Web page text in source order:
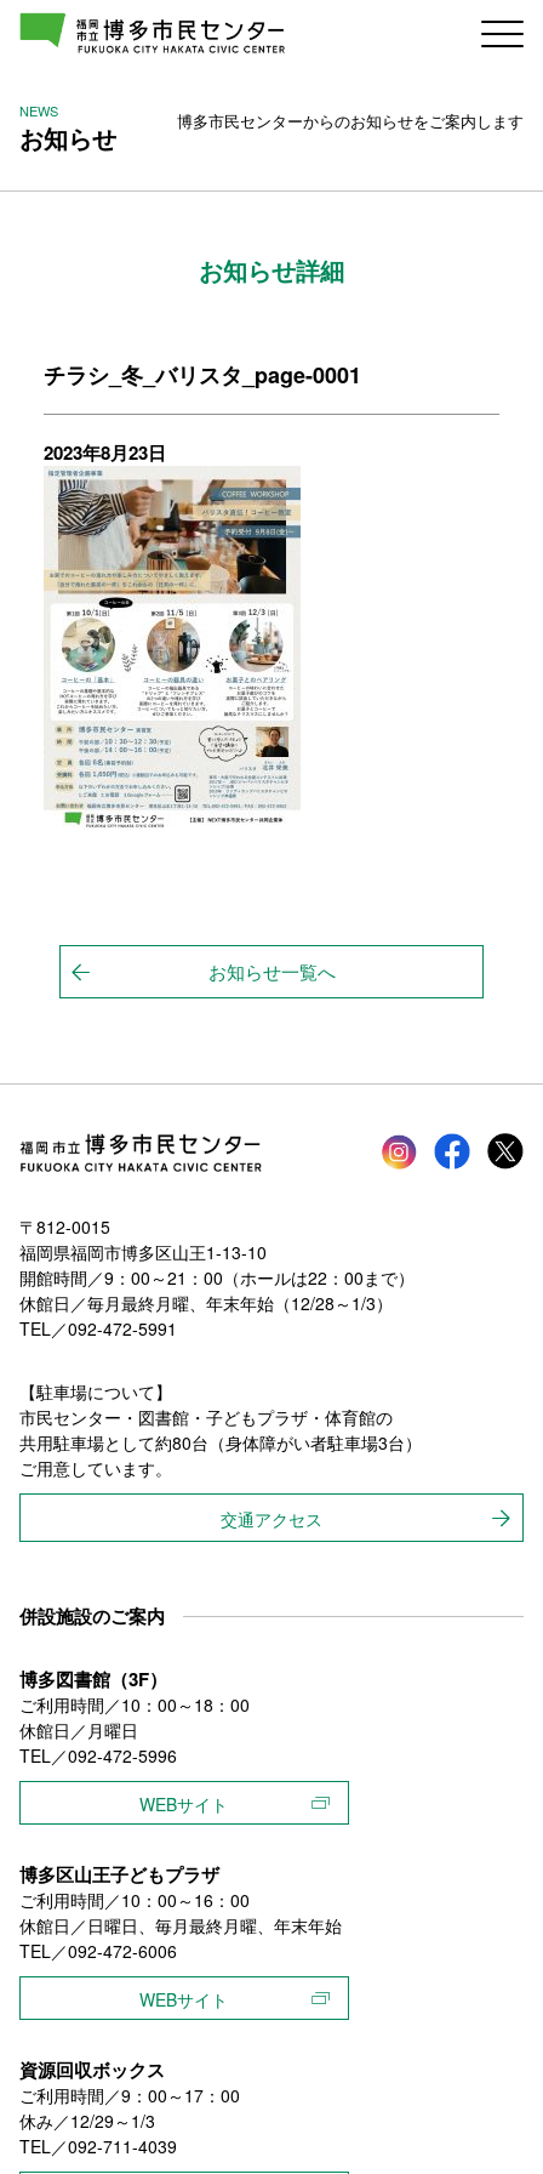
NEWS
お知らせ 博多市民センターからのお知らせをご案内します
お知らせ詳細
チラシ_冬_バリスタ_page-0001
2023年8月23日
お知らせ一覧へ
Instagramfacebook
〒812-0015
福岡県福岡市博多区山王1-13-10
開館時間／9：00～21：00（ホールは22：00まで）
休館日／毎月最終月曜、年末年始（12/28～1/3）
TEL／092-472-5991
【駐車場について】
市民センター・図書館・子どもプラザ・体育館の
共用駐車場として約80台（身体障がい者駐車場3台）
ご用意しています。
交通アクセス
併設施設のご案内
博多図書館（3F）
ご利用時間／10：00～18：00
休館日／月曜日
TEL／092-472-5996
WEBサイト
博多区山王子どもプラザ
ご利用時間／10：00～16：00
休館日／日曜日、毎月最終月曜、年末年始
TEL／092-472-6006
WEBサイト
資源回収ボックス
ご利用時間／9：00～17：00
休み／12/29～1/3
TEL／092-711-4039